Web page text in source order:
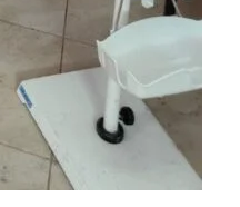
БОЛЕСТИ
ВОЛОНТЕРИ